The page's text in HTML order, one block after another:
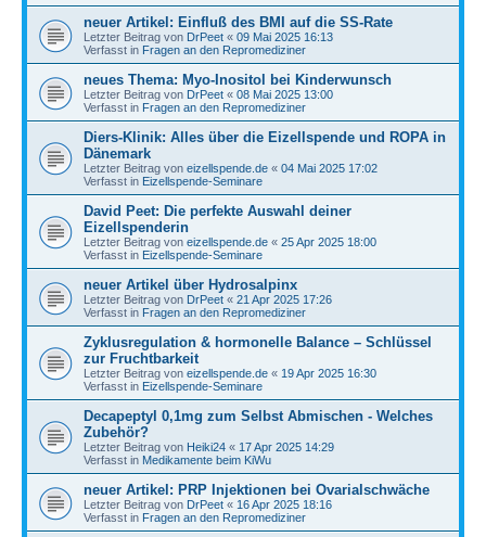
neuer Artikel: Einfluß des BMI auf die SS-Rate
Letzter Beitrag von DrPeet « 09 Mai 2025 16:13
Verfasst in Fragen an den Repromediziner
neues Thema: Myo-Inositol bei Kinderwunsch
Letzter Beitrag von DrPeet « 08 Mai 2025 13:00
Verfasst in Fragen an den Repromediziner
Diers-Klinik: Alles über die Eizellspende und ROPA in
Dänemark
Letzter Beitrag von eizellspende.de « 04 Mai 2025 17:02
Verfasst in Eizellspende-Seminare
David Peet: Die perfekte Auswahl deiner
Eizellspenderin
Letzter Beitrag von eizellspende.de « 25 Apr 2025 18:00
Verfasst in Eizellspende-Seminare
neuer Artikel über Hydrosalpinx
Letzter Beitrag von DrPeet « 21 Apr 2025 17:26
Verfasst in Fragen an den Repromediziner
Zyklusregulation & hormonelle Balance – Schlüssel
zur Fruchtbarkeit
Letzter Beitrag von eizellspende.de « 19 Apr 2025 16:30
Verfasst in Eizellspende-Seminare
Decapeptyl 0,1mg zum Selbst Abmischen - Welches
Zubehör?
Letzter Beitrag von Heiki24 « 17 Apr 2025 14:29
Verfasst in Medikamente beim KiWu
neuer Artikel: PRP Injektionen bei Ovarialschwäche
Letzter Beitrag von DrPeet « 16 Apr 2025 18:16
Verfasst in Fragen an den Repromediziner